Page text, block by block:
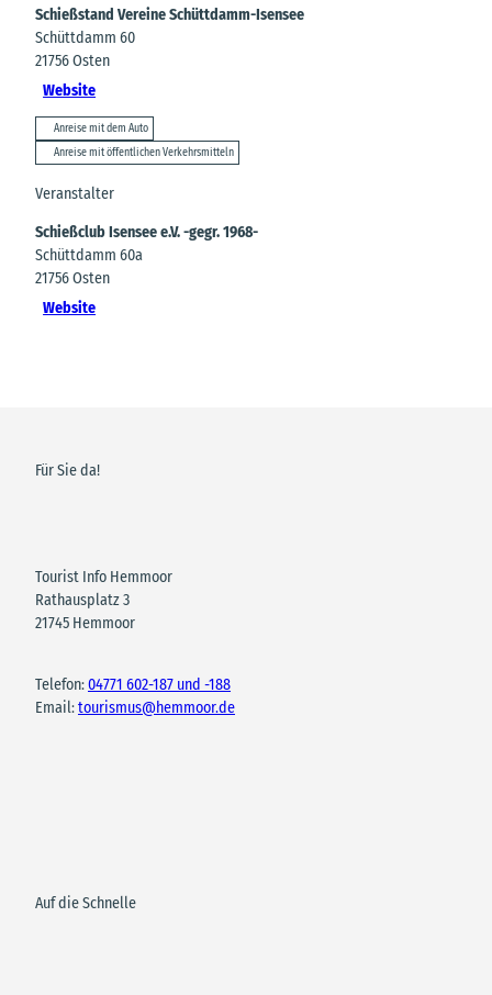
Schießstand Vereine Schüttdamm-Isensee
Schüttdamm 60
21756Osten
Website
Anreise mit dem Auto
Anreise mit öffentlichen Verkehrsmitteln
Veranstalter
Schießclub Isensee e.V. -gegr. 1968-
Schüttdamm 60a
21756Osten
Website
Für Sie da!
Tourist Info Hemmoor
Rathausplatz 3
21745 Hemmoor
Telefon:04771 602-187 und -188
Email:tourismus@hemmoor.de
Auf die Schnelle